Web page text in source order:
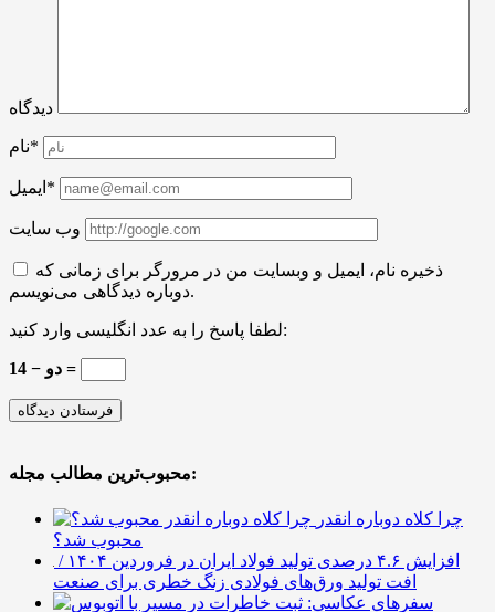
دیدگاه
نام*
ایمیل*
وب سایت
ذخیره نام، ایمیل و وبسایت من در مرورگر برای زمانی که
دوباره دیدگاهی می‌نویسم.
لطفا پاسخ را به عدد انگلیسی وارد کنید:
14 − دو =
محبوب‌ترین مطالب مجله:
چرا کلاه دوباره انقدر
محبوب شد؟
افزایش ۴.۶ درصدی تولید فولاد ایران در فروردین ۱۴۰۴ /
افت تولید ورق‌های فولادی زنگ خطری برای صنعت